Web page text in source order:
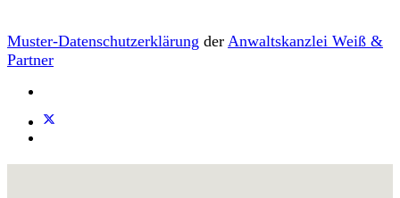
Muster-Datenschutzerklärung der Anwaltskanzlei Weiß &
Partner